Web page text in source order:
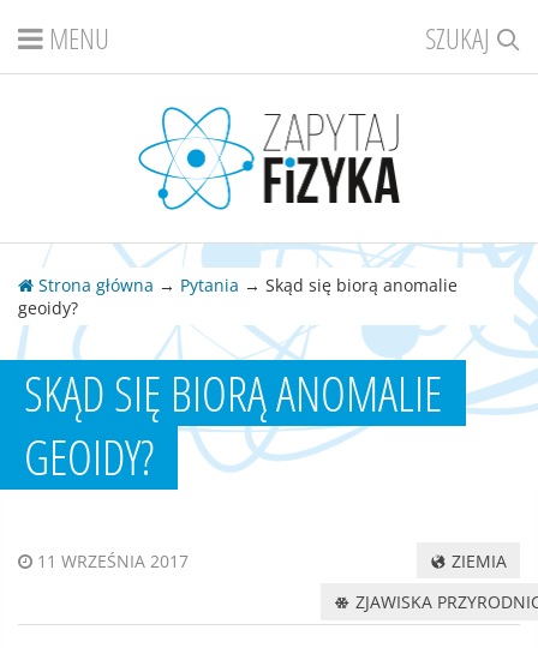
SZUKAJ
MENU
Strona główna → Pytania → Skąd się biorą anomalie
geoidy?
SKĄD SIĘ BIORĄ ANOMALIE
GEOIDY?
11 WRZEŚNIA 2017
ZIEMIA
ZJAWISKA